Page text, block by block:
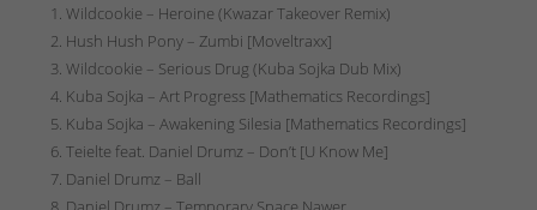
Wildcookie – Heroine (Kwazar Takeover Remix)
Hush Hush Pony – Zumbi [Moveltraxx]
Wildcookie – Serious Drug (Kuba Sojka Dub Mix)
Kuba Sojka – Art Progress [Mathematics Recordings]
Kuba Sojka – Awakening Silesia [Mathematics Recordings]
Teielte feat. Daniel Drumz – Don’t [U Know Me]
Daniel Drumz – Ball